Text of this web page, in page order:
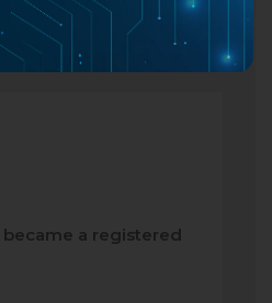
became a registered